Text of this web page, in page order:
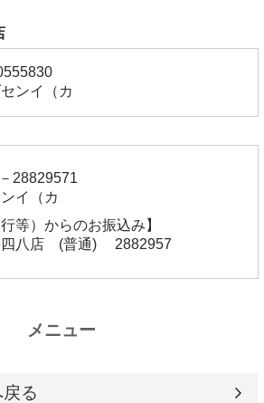
ンイ（カ
28829571
イ（カ
等）からのお振込み】
四八店 (普通) 2882957
メニュー
る